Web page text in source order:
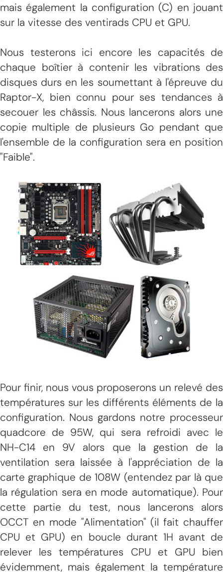
mais également la configuration (C) en jouant
sur la vitesse des ventirads CPU et GPU.
Nous testerons ici encore les capacités de
chaque boîtier à contenir les vibrations des
disques durs en les soumettant à l'épreuve du
Raptor-X, bien connu pour ses tendances à
secouer les châssis. Nous lancerons alors une
copie multiple de plusieurs Go pendant que
l'ensemble de la configuration sera en position
"Faible".
Pour finir, nous vous proposerons un relevé des
températures sur les différents éléments de la
configuration. Nous gardons notre processeur
quadcore de 95W, qui sera refroidi avec le
NH-C14 en 9V alors que la gestion de la
ventilation sera laissée à l'appréciation de la
carte graphique de 108W (entendez par là que
la régulation sera en mode automatique). Pour
cette partie du test, nous lancerons alors
OCCT en mode "Alimentation" (il fait chauffer
CPU et GPU) en boucle durant 1H avant de
relever les températures CPU et GPU bien
évidemment, mais également la température